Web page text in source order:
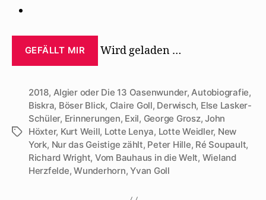
GEFÄLLT MIR Wird geladen …
Schlagwörter
2018, Algier oder Die 13 Oasenwunder, Autobiografie,
Biskra, Böser Blick, Claire Goll, Derwisch, Else Lasker-
Schüler, Erinnerungen, Exil, George Grosz,John
Höxter, Kurt Weill, Lotte Lenya, Lotte Weidler, New
York, Nur das Geistige zählt, Peter Hille, Ré Soupault,
Richard Wright, Vom Bauhaus in die Welt, Wieland
Herzfelde,Wunderhorn,Yvan Goll